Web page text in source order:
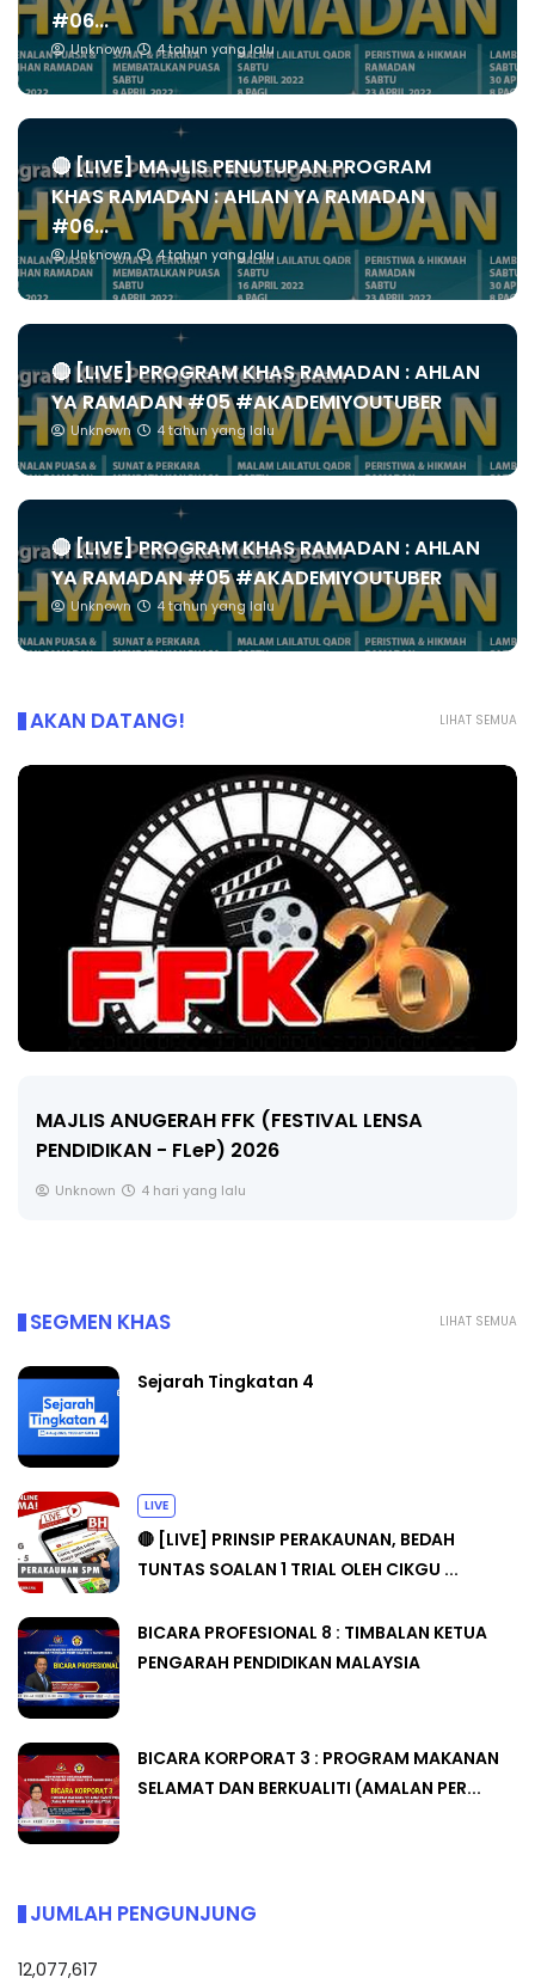
#06...
Unknown 4 tahun yang lalu
🔴 [LIVE] MAJLIS PENUTUPAN PROGRAM
KHAS RAMADAN : AHLAN YA RAMADAN
#06...
Unknown 4 tahun yang lalu
🔴 [LIVE] PROGRAM KHAS RAMADAN : AHLAN
YA RAMADAN #05 #AKADEMIYOUTUBER
Unknown 4 tahun yang lalu
🔴 [LIVE] PROGRAM KHAS RAMADAN : AHLAN
YA RAMADAN #05 #AKADEMIYOUTUBER
Unknown 4 tahun yang lalu
LIHAT SEMUA
AKAN DATANG!
🔴 [LIVE] MATEMATIK SR, WANG TAHUN 6 OLEH
CIKGU ANITA #ALLINONE #141 #...
LIHAT SEMUA
SEGMEN KHAS
Sejarah Tingkatan 4
LIVE
🔴 [LIVE] PRINSIP PERAKAUNAN, BEDAH
TUNTAS SOALAN 1 TRIAL OLEH CIKGU ...
BICARA PROFESIONAL 8 : TIMBALAN KETUA
PENGARAH PENDIDIKAN MALAYSIA
BICARA KORPORAT 3 : PROGRAM MAKANAN
SELAMAT DAN BERKUALITI (AMALAN PER...
JUMLAH PENGUNJUNG
12,077,617